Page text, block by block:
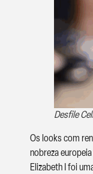
Desfile
Os looks com
nobreza
Elizabeth I foi